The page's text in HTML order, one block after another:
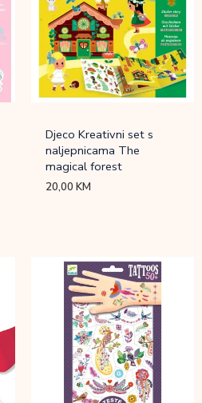
Djeco Kreativni set s
naljepnicama The
magical forest
20,00KM